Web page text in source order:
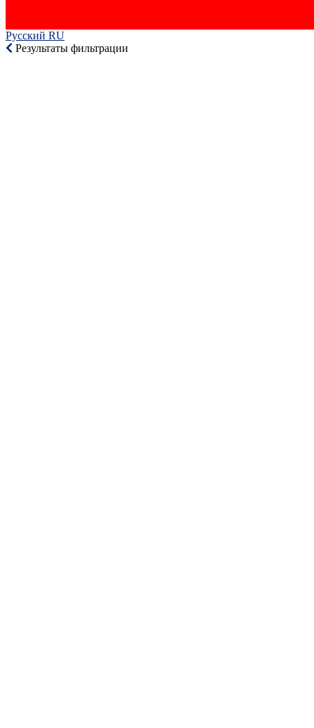
Русский RU‎
Результаты фильтрации